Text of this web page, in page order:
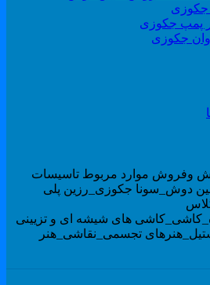
جکوزی
جکوزی
موارد مربوط تاسیسات
دوش_سونا جکوزی_رزین پلی
های شیشه ای و تزیینی
تجسمی_نقاشی_هنر